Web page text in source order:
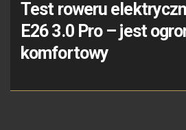
Test roweru
E26 3.0 Pro – jest
komfortowy